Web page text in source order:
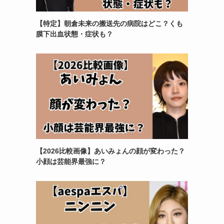
【特定】朝倉未来の搬送先の病院はどこ？くも
膜下出血状態・症状も？
【2026比較画像】あいみょんの顔が変わった？
小顔は芸能界最強に？